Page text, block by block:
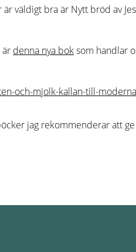
är väldigt bra är Nytt bröd av
är denna nya boksom handlar
jag rekommenderar att